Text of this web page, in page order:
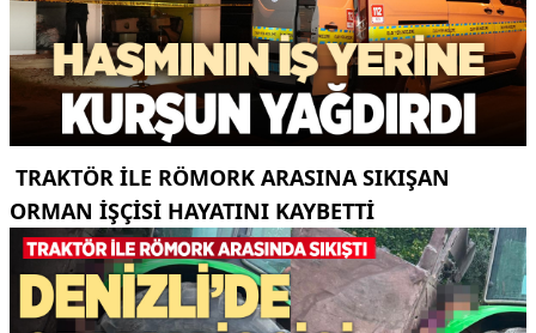
TRAKTÖR ILE RÖMORK ARASINA SIKIŞAN
ORMAN IŞÇISI HAYATINI KAYBETTI